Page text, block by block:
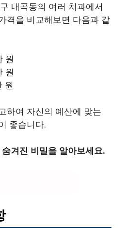
내곡동의 여러 치과에서
격을 비교해보면 다음과 같
원
원
원
하여 자신의 예산에 맞는
좋습니다.
겨진 비밀을 알아보세요.